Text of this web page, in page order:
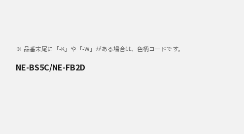
品番末尾に「-K」や「-W」がある場合は、色柄コードです。
NE-BS5C/NE-FB2D